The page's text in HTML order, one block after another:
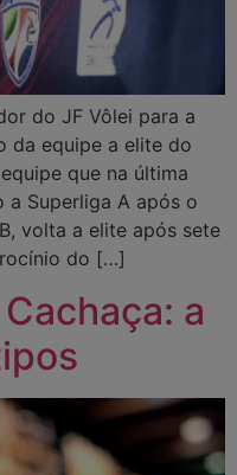
do JF Vôlei para a
da equipe a elite do
que na última
a Superliga A após o
volta a elite após sete
do […]
a